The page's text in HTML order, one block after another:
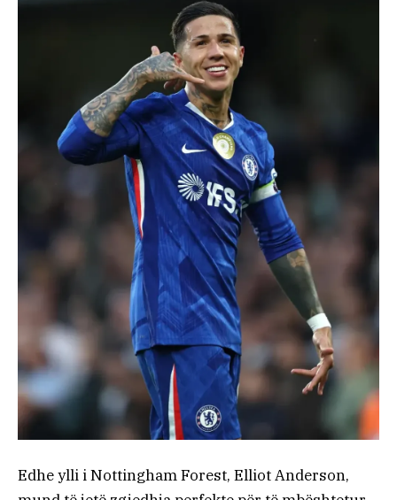
Edhe ylli i Nottingham Forest, Elliot Anderson,